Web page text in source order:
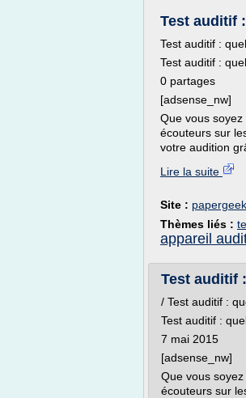
Test auditif
Test auditif :
Test auditif :
0 partages
[adsense_nw]
Que vous
écouteurs sur
votre audition
Lire la suite
Site :
Thèmes liés :
appareil
Test auditif
/ Test auditif :
Test auditif :
7 mai 2015
[adsense_nw]
Que vous
écouteurs sur